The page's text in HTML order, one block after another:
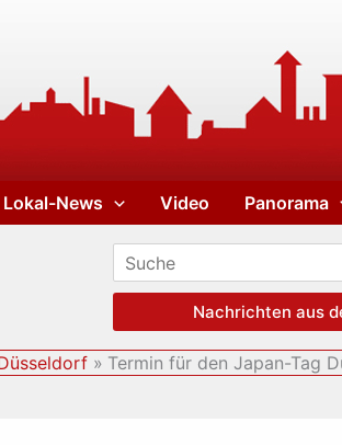
Lokal-News Video Panorama
Nachrichten aus
Termin für den Japan-Tag